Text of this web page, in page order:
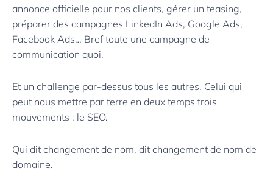
annonce officielle pour nos clients, gérer un teasing,
préparer des campagnes LinkedIn Ads, Google Ads,
Facebook Ads… Bref toute une campagne de
communication quoi.
Et un challenge par-dessus tous les autres. Celui qui
peut nous mettre par terre en deux temps trois
mouvements : le SEO.
Qui dit changement de nom, dit changement de nom de
domaine.